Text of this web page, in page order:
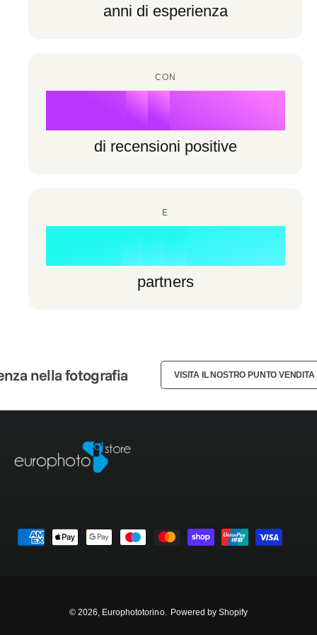
6
8
9
6
8
9
anni di esperienza
CON
7
9
3
4
5
6
8
9
%
di recensioni positive
E
1
2
4
5
6
8
0
1
3
4
7
9
0
1
3
4
7
9
+
partners
nella fotografia VISITA IL NOSTRO PUNTO VENDITA
© 2026, Europhototorino. Powered by Shopify